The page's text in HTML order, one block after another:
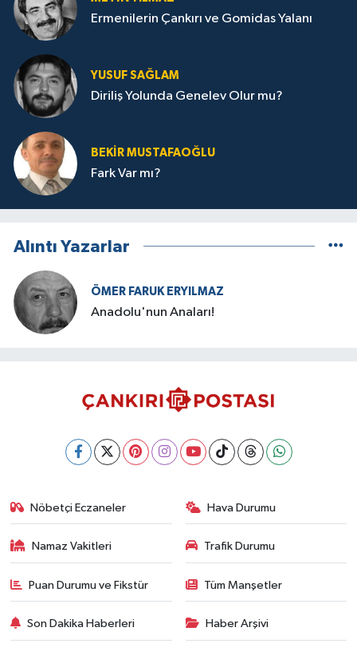
Ermenilerin Çankırı ve Gomidas Yalanı
YUSUF SAĞLAM
Diriliş Yolunda Genelev Olur mu?
BEKIR MUSTAFAOĞLU
Fark Var mı?
Alıntı Yazarlar
ÖMER FARUK ERYILMAZ
Anadolu'nun Anaları!
Nöbetçi Eczaneler Hava Durumu
Namaz Vakitleri Trafik Durumu
Puan Durumu ve Fikstür Tüm Manşetler
Son Dakika Haberleri Haber Arşivi